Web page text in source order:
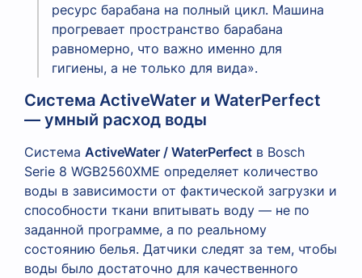
ресурс барабана на полный цикл. Машина
прогревает пространство барабана
равномерно, что важно именно для
гигиены, а не только для вида».
Система ActiveWater и WaterPerfect
— умный расход воды
Система ActiveWater / WaterPerfect в Bosch
Serie 8 WGB2560XME определяет количество
воды в зависимости от фактической загрузки и
способности ткани впитывать воду — не по
заданной программе, а по реальному
состоянию белья. Датчики следят за тем, чтобы
воды было достаточно для качественного